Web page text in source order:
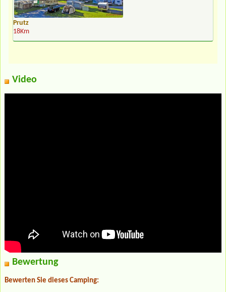
Prutz
18Km
Video
Bewertung
Bewerten Sie dieses Camping: